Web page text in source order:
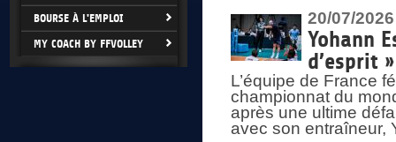
BOURSE À L'EMPLOI
MY COACH BY FFVOLLEY
20/07/2026
Yohann
d’esprit »
L’équipe de France
championnat du
après une ultime
avec son entraîneur,